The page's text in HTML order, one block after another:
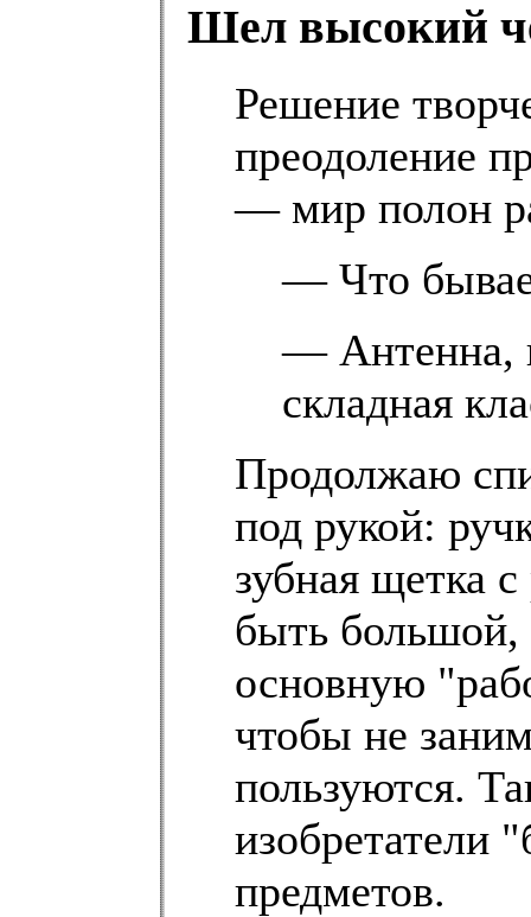
Шел высокий
Решение
преодоление
— мир полон
— Что
— Антенна,
складная
Продолжаю
под рукой:
зубная щетка
быть
основную
чтобы не
пользуются.
предметов.